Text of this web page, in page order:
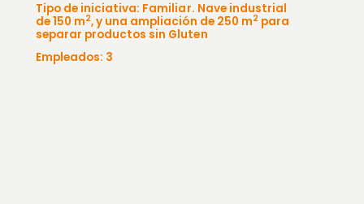
Tipo de iniciativa: Familiar. Nave industrial
de 150 m2, y una ampliación de 250 m2para
separar productos sin Gluten
Empleados: 3